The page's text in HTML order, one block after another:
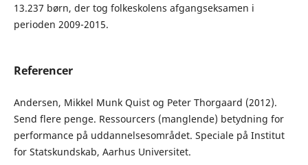
13.237 børn, der tog folkeskolens afgangseksamen i
perioden 2009-2015.
Referencer
Andersen, Mikkel Munk Quist og Peter Thorgaard (2012).
Send flere penge. Ressourcers (manglende) betydning for
performance på uddannelsesområdet. Speciale på Institut
for Statskundskab, Aarhus Universitet.